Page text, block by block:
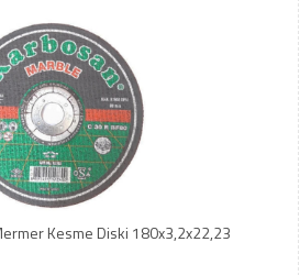
Kesme Diski 180x3,2x22,23